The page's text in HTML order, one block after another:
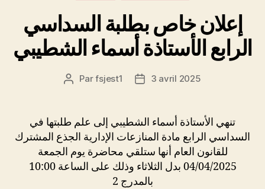
إعلان خاص بطلبة السداسي
الرابع الأستاذة أسماء الشطيبي
Auteur
Parfsjest1
Date3 avril 2025
تنهي الأستاذة أسماء الشطيبي إلى علم طلبتها في
السداسي الرابع مادة المنازعات الإدارية الجذع المشترك
للقانون العام أنها ستلقي محاضرة يوم الجمعة
04/04/2025 بدل الثلاثاء وذلك على الساعة 10:00
بالمدرج 2